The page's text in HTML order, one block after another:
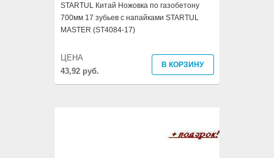
STARTUL Китай Ножовка по газобетону
700мм 17 зубьев с напайками STARTUL
MASTER (ST4084-17)
43,92 руб.
ЦЕНА
В КОРЗИНУ